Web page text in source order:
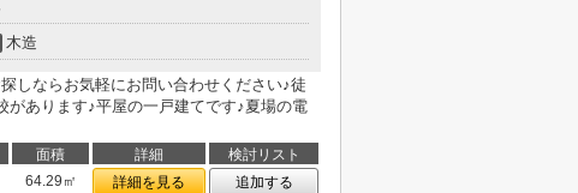
木造
しならお気軽にお問い合わせください♪徒
があります♪平屋の一戸建てです♪夏場の電
面積 詳細
検討リスト
64.29㎡ 詳細を見る 追加する